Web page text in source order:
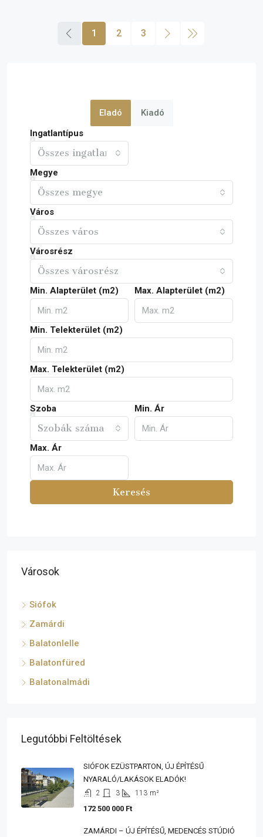
1 2 3
Eladó
Kiadó
Ingatlantípus
Összes ingatlan
Megye
Összes megye
Város
Összes város
Városrész
Összes városrész
Min. Alapterület (m2) Max. Alapterület (m2)
Min. Telekterület (m2)
Max. Telekterület (m2)
Szoba
Szobák száma
Min. Ár
Max. Ár
Keresés
Városok
Siófok
Zamárdi
Balatonlelle
Balatonfüred
Balatonalmádi
Legutóbbi Feltöltések
SIÓFOK EZÜSTPARTON, ÚJ ÉPÍTÉSŰ
NYARALÓ/LAKÁSOK ELADÓK!
2 3 113 m²
172 500 000 Ft
ZAMÁRDI – ÚJ ÉPÍTÉSŰ, MEDENCÉS STÚDIÓ